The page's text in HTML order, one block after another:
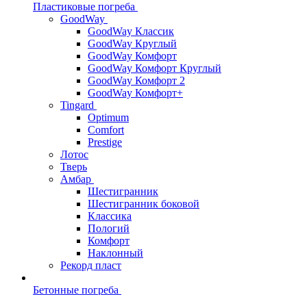
Пластиковые погреба
GoodWay
GoodWay Классик
GoodWay Круглый
GoodWay Комфорт
GoodWay Комфорт Круглый
GoodWay Комфорт 2
GoodWay Комфорт+
Tingard
Optimum
Comfort
Prestige
Лотос
Тверь
Амбар
Шестигранник
Шестигранник боковой
Классика
Пологий
Комфорт
Наклонный
Рекорд пласт
Бетонные погреба